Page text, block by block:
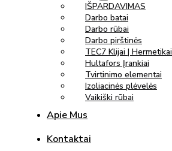
IŠPARDAVIMAS
Darbo batai
Darbo rūbai
Darbo pirštinės
TEC7 Klijai | Hermetikai
Hultafors Įrankiai
Tvirtinimo elementai
Izoliacinės plėvelės
Vaikiški rūbai
Apie Mus
Kontaktai